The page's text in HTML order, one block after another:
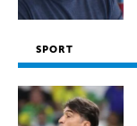
SPORT